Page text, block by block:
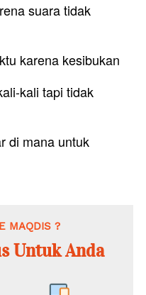
suara tidak
kali tapi tidak
di mana untuk
MAQDIS ?
Untuk Anda